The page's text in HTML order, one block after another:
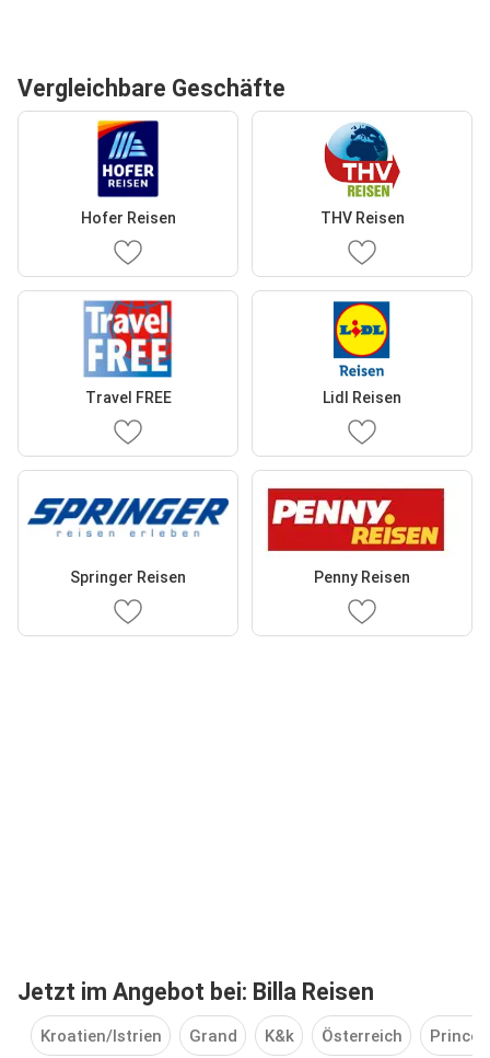
Vergleichbare Geschäfte
Hofer Reisen THV Reisen
Travel FREE Lidl Reisen
Springer Reisen Penny Reisen
Jetzt im Angebot bei: Billa Reisen
Kroatien/Istrien Grand K&k Österreich